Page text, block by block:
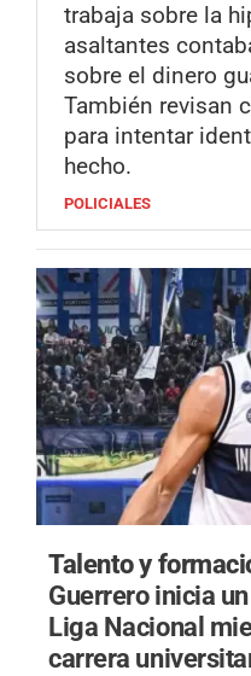
trabaja sobre la
asaltantes
sobre el dinero
También revisan
para intentar
hecho.
POLICIALES
Talento y
Guerrero inicia
Liga Nacional
carrera